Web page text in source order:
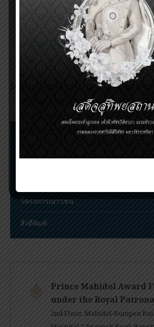
พิธีพระราชทานรางวัลสมเด็จเจ้าฟ้าม
Invitation for nomination of
Mahidol Award 2017
ถ่ายทอดสดพิธีพระราชทานรางวัลสม
Invitation for nomination of
Mahidol Award 2022
ขั้นตอนการเสนอชื่อและตัดสินรางวัล
การประชุมวิชาการรางวัลสมเด็จเจ้าฟ้ามหิ
โครงการเยาวชน
สิ่งตีพิมพ์
Prince Mahidol Award
under the Royal
2nd Floor, Mahidol-Bumpen